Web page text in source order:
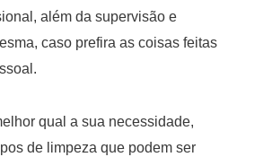
além da supervisão e
caso prefira as coisas feitas
qual a sua necessidade,
de limpeza que podem ser